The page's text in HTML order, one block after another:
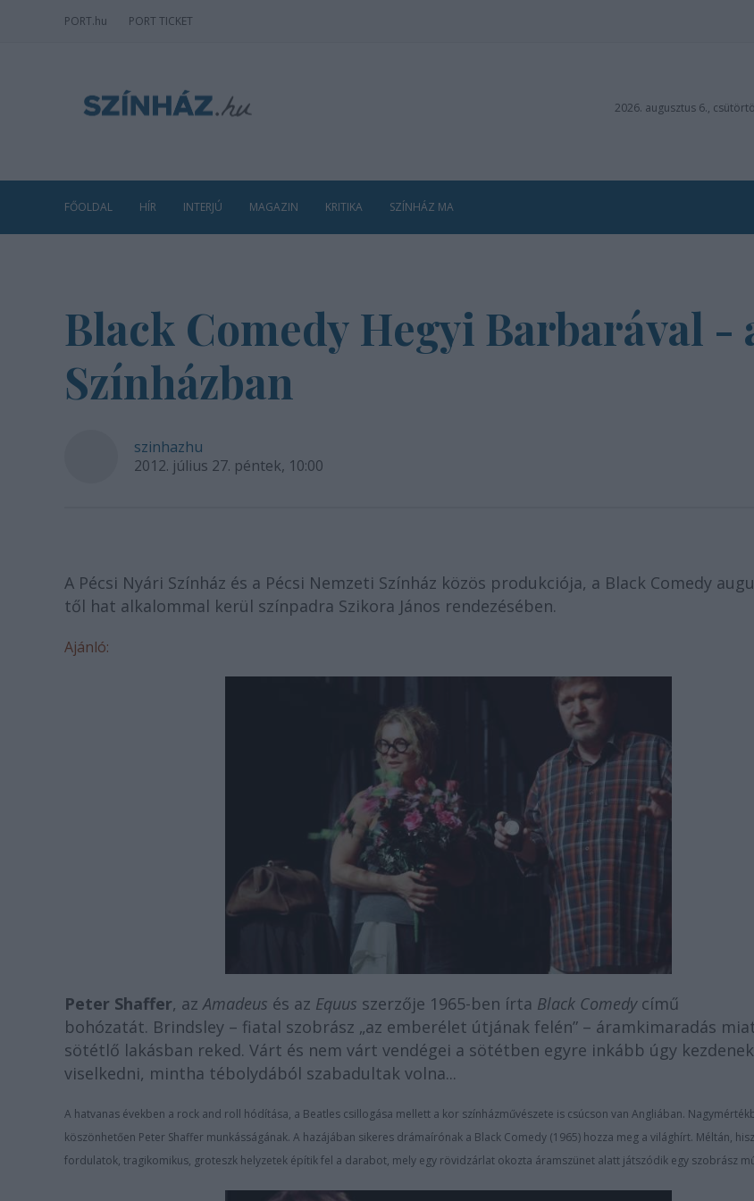
PORT.hu PORT TICKET
2026. augusztus 6.,
FŐOLDAL HÍR INTERJÚ MAGAZIN KRITIKA SZÍNHÁZ MA
Black Comedy Hegyi Barbarával -
Színházban
szinhazhu
2012. július 27. péntek, 10:00
A Pécsi Nyári Színház és a Pécsi Nemzeti Színház közös produkciója, a Black Comedy
től hat alkalommal kerül színpadra Szikora János rendezésében.
Ajánló:
Peter Shaffer, azAmadeus és az Equus szerzője 1965-ben írta Black Comedycímű
bohózatát. Brindsley – fiatal szobrász „az emberélet útjának felén” – áramkimaradás
sötétlő lakásban reked. Várt és nem várt vendégei a sötétben egyre inkább úgy kezdenek
viselkedni, mintha tébolydából szabadultak volna...
A hatvanas években a rock and roll hódítása, a Beatles csillogása mellett a kor színházművészete is csúcson van Angliában.
köszönhetően Peter Shaffer munkásságának. A hazájában sikeres drámaírónak a Black Comedy (1965) hozza meg a világhírt. Méltán,
fordulatok, tragikomikus, groteszk helyzetek építik fel a darabot, mely egy rövidzárlat okozta áramszünet alatt játszódik egy szobrász